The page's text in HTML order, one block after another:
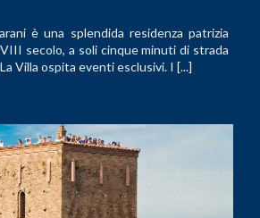
è una splendida residenza patrizia
secolo, a soli cinque minuti di strada
Villa ospita eventi esclusivi. I [...]